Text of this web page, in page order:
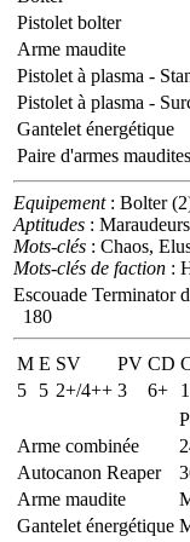
Pistolet bolter
Arme maudite
Pistolet à plasma -
Pistolet à plasma -
Gantelet énergétique
Paire d'armes maudites
Equipement: Bolter
Aptitudes :
Mots-clés : Chaos,
Mots-clés de faction :
Escouade Terminator
180
M E SV PV CD
5
5 2+/4++ 3 6+
1
Arme combinée
Autocanon Reaper
Arme maudite
Gantelet énergétique